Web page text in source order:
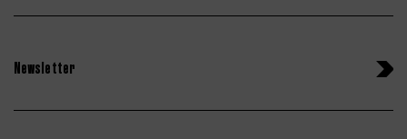
Newsletter